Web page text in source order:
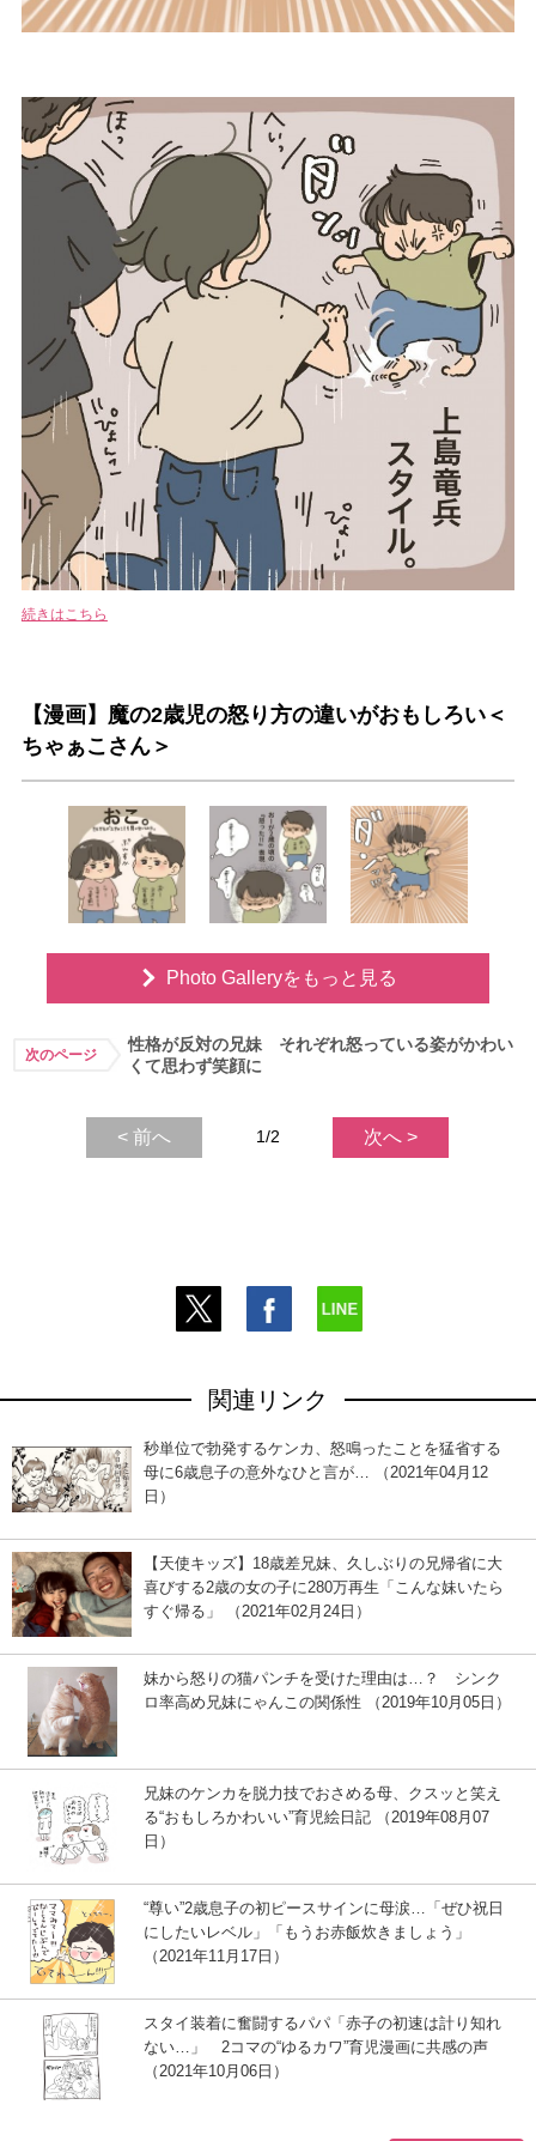
続きはこちら
【漫画】魔の2歳児の怒り方の違いがおもしろい＜
ちゃぁこさん＞
Photo Galleryをもっと見る
次のページ
性格が反対の兄妹 それぞれ怒っている姿がかわい
くて思わず笑顔に
< 前へ 1/2 次へ >
関連リンク
秒単位で勃発するケンカ、怒鳴ったことを猛省する
母に6歳息子の意外なひと言が… （2021年04月12
日）
【天使キッズ】18歳差兄妹、久しぶりの兄帰省に大
喜びする2歳の女の子に280万再生「こんな妹いたら
すぐ帰る」 （2021年02月24日）
妹から怒りの猫パンチを受けた理由は…？ シンク
ロ率高め兄妹にゃんこの関係性 （2019年10月05日）
兄妹のケンカを脱力技でおさめる母、クスッと笑え
る“おもしろかわいい”育児絵日記 （2019年08月07
日）
“尊い”2歳息子の初ピースサインに母涙…「ぜひ祝日
にしたいレベル」「もうお赤飯炊きましょう」
（2021年11月17日）
スタイ装着に奮闘するパパ「赤子の初速は計り知れ
ない…」 2コマの“ゆるカワ”育児漫画に共感の声
（2021年10月06日）